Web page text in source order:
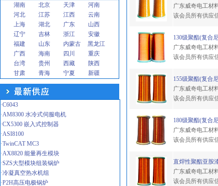
湖南 北京 天津
河南
河北
江苏 江西
云南
上海
湖北 广东
山西
辽宁
吉林 浙江
安徽
福建
山东 内蒙古
黑龙江
广西
海南 四川
重庆
台湾
贵州 西藏
陕西
甘肃
青海 宁夏 新疆
·C6043
·AM8300 水冷式伺服电机
·CX5300 嵌入式控制器
·ASI8100
·TwinCAT MC3
·AX8820 能量再生模块
·SZS大型模块组装锅炉
·冷凝真空热水机组
·P2H高压电极锅炉
广东威奇电工材
该会员所有供应
130级聚酯(复合
广东威奇电工材
该会员所有供应
155级聚酯(复合
广东威奇电工材
该会员所有供应
180级聚酯(复合
广东威奇电工材
该会员所有供应
直焊性聚酯亚胺
广东威奇电工材
该会员所有供应